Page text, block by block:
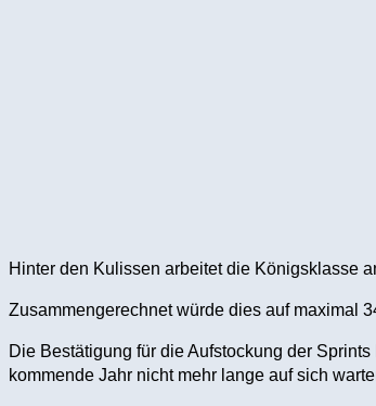
Hinter den Kulissen arbeitet die Königsklasse
Zusammengerechnet würde dies auf maximal
Die Bestätigung für die Aufstockung der
kommende Jahr nicht mehr lange auf sich